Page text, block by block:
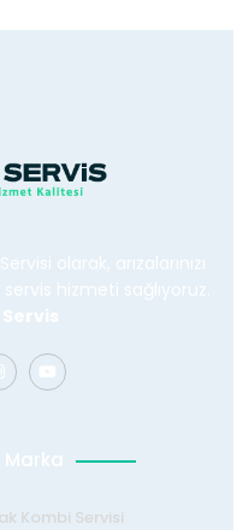
olarak, arızalarınızı
hizmeti sağlıyoruz.
Marka
Kombi Servisi